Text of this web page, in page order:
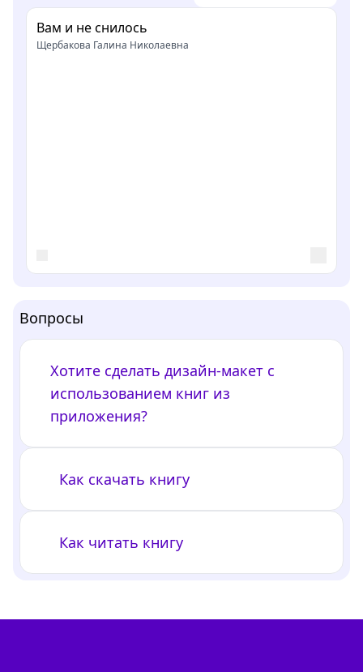
Вам и не снилось
Щербакова Галина Николаевна
Вопросы
Хотите сделать дизайн-макет с
использованием книг из
приложения?
Как скачать книгу
Как читать книгу